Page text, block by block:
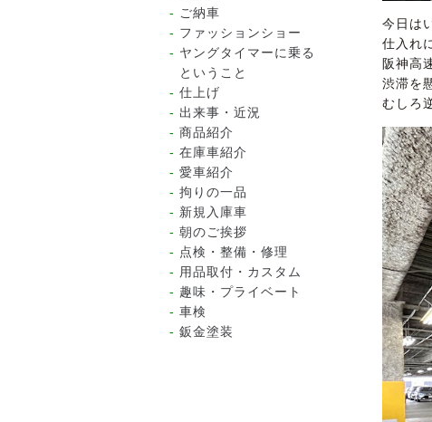
今日は
仕入れ
阪神高
渋滞を
むしろ
ご納車
ファッションショー
ヤングタイマーに乗る
ということ
仕上げ
出来事・近況
商品紹介
在庫車紹介
愛車紹介
拘りの一品
新規入庫車
朝のご挨拶
点検・整備・修理
用品取付・カスタム
趣味・プライベート
車検
鈑金塗装